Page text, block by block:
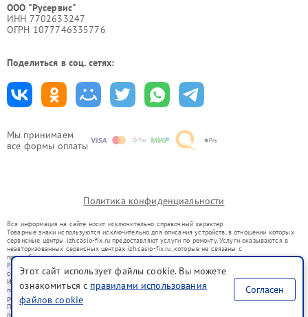
Мы принимаем
все формы оплаты
ООО "Русервис"
ИНН 7702633247
ОГРН 1077746335776
Поделиться в соц. сетях:
Политика конфиденциальности
Вся информация на сайте носит исключительно справочный характер.
Товарные знаки используются исключительно для описания устройств, в отношении которых
сервисные центры izh.casio-fix.ru предоставляют услуги по ремонту. Услуги оказываются в
неавторизованных сервисных центрах izh.casio-fix.ru, которые не связаны с
правообладателями товарных знаков или их официальными представителями.
Ремонт осуществляется для устройств, уже введенных в гражданский оборот в соответствии
со статьей 1487 ГК РФ.
Использование товарных знаков не преследует цели индивидуализации услуг или введения
потребителей в заблуждение, а служит для информирования о предоставляемых услугах по
ремонту техники указанных брендов.
Представленная на сайте информация не является публичной офертой, определяемой
положениями Статьи 437(2) Гражданского кодекса РФ
Этот сайт использует файлы cookie. Вы можете
ознакомиться с правилами использования
файлов cookie
Согласен